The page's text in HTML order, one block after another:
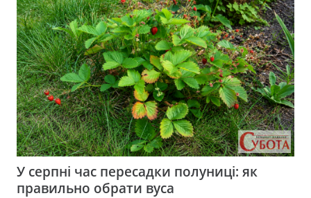
У серпні час пересадки полуниці: як
правильно обрати вуса